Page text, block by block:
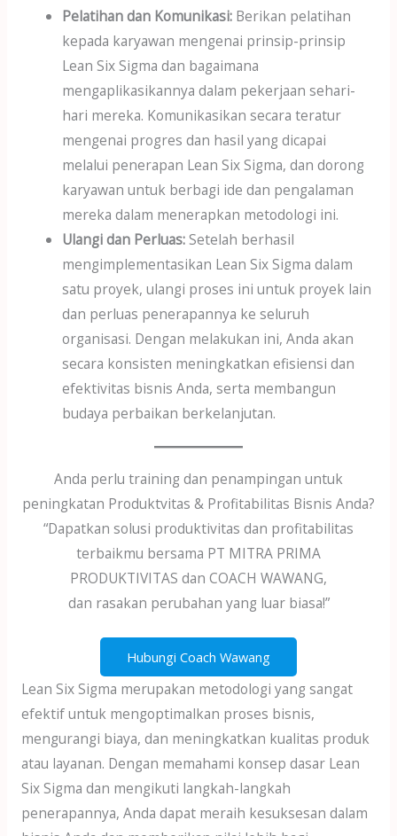
Pelatihan dan Komunikasi: Berikan pelatihan
kepada karyawan mengenai prinsip-prinsip
Lean Six Sigma dan bagaimana
mengaplikasikannya dalam pekerjaan sehari-
hari mereka. Komunikasikan secara teratur
mengenai progres dan hasil yang dicapai
melalui penerapan Lean Six Sigma, dan dorong
karyawan untuk berbagi ide dan pengalaman
mereka dalam menerapkan metodologi ini.
Ulangi dan Perluas: Setelah berhasil
mengimplementasikan Lean Six Sigma dalam
satu proyek, ulangi proses ini untuk proyek lain
dan perluas penerapannya ke seluruh
organisasi. Dengan melakukan ini, Anda akan
secara konsisten meningkatkan efisiensi dan
efektivitas bisnis Anda, serta membangun
budaya perbaikan berkelanjutan.
Anda perlu training dan penampingan untuk
peningkatan Produktvitas & Profitabilitas Bisnis Anda?
“Dapatkan solusi produktivitas dan profitabilitas
terbaikmu bersama PT MITRA PRIMA
PRODUKTIVITAS dan COACH WAWANG,
dan rasakan perubahan yang luar biasa!”
Hubungi Coach Wawang
Lean Six Sigma merupakan metodologi yang sangat
efektif untuk mengoptimalkan proses bisnis,
mengurangi biaya, dan meningkatkan kualitas produk
atau layanan. Dengan memahami konsep dasar Lean
Six Sigma dan mengikuti langkah-langkah
penerapannya, Anda dapat meraih kesuksesan dalam